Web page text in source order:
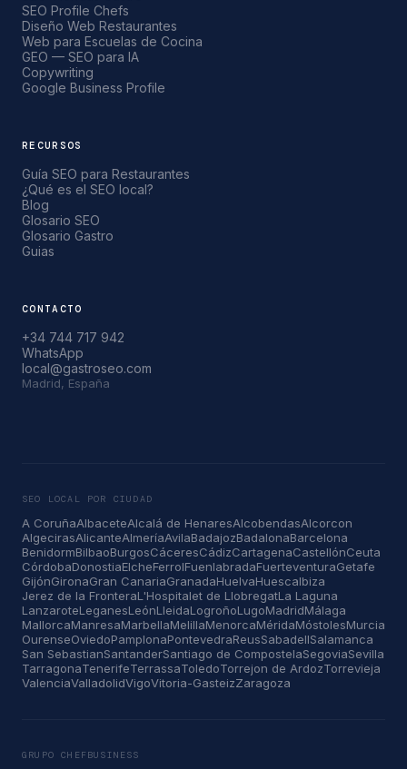
SEO Profile Chefs
Diseño Web Restaurantes
Web para Escuelas de Cocina
GEO — SEO para IA
Copywriting
Google Business Profile
RECURSOS
Guía SEO para Restaurantes
¿Qué es el SEO local?
Blog
Glosario SEO
Glosario Gastro
Guias
CONTACTO
+34 744 717 942
WhatsApp
local@gastroseo.com
Madrid, España
SEO LOCAL POR CIUDAD
A CoruñaAlbaceteAlcalá de HenaresAlcobendasAlcorcon
AlgecirasAlicanteAlmeríaAvilaBadajozBadalonaBarcelona
BenidormBilbaoBurgosCáceresCádizCartagenaCastellónCeuta
CórdobaDonostiaElcheFerrolFuenlabradaFuerteventuraGetafe
GijónGironaGran CanariaGranadaHuelvaHuescaIbiza
Jerez de la FronteraL'Hospitalet de LlobregatLa Laguna
LanzaroteLeganesLeónLleidaLogroñoLugoMadridMálaga
MallorcaManresaMarbellaMelillaMenorcaMéridaMóstolesMurcia
OurenseOviedoPamplonaPontevedraReusSabadellSalamanca
San SebastianSantanderSantiago de CompostelaSegoviaSevilla
TarragonaTenerifeTerrassaToledoTorrejon de ArdozTorrevieja
ValenciaValladolidVigoVitoria-GasteizZaragoza
GRUPO CHEFBUSINESS